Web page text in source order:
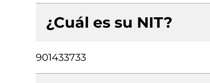
¿Cuál es su NIT?
901433733